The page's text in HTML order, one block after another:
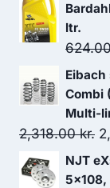
ltr.
Combi
Multi-
2,318.00kr.
NJT
5x108,